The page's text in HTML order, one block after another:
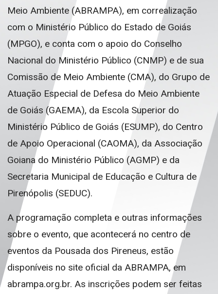
Meio Ambiente (ABRAMPA), em correalização
com o Ministério Público do Estado de Goiás
(MPGO), e conta com o apoio do Conselho
Nacional do Ministério Público (CNMP) e de sua
Comissão de Meio Ambiente (CMA), do Grupo de
Atuação Especial de Defesa do Meio Ambiente
de Goiás (GAEMA), da Escola Superior do
Ministério Público de Goiás (ESUMP), do Centro
de Apoio Operacional (CAOMA), da Associação
Goiana do Ministério Público (AGMP) e da
Secretaria Municipal de Educação e Cultura de
Pirenópolis (SEDUC).
A programação completa e outras informações
sobre o evento, que acontecerá no centro de
eventos da Pousada dos Pireneus, estão
disponíveis no site oficial da ABRAMPA, em
abrampa.org.br. As inscrições podem ser feitas